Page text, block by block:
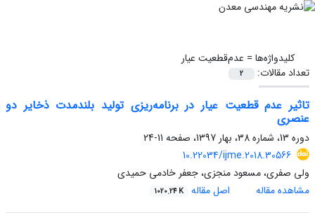
کلیدواژه‌ها = عدم‌قطعیت عیار
تعداد مقالات:
2
تاثیر عدم‌ قطعیت‌ عیار در برنامه‌ریزی تولید بلندمدت ذخایر دو
عنصری
دوره 13، شماره 38، بهار 1397، صفحه
11-24
10.22034/ijme.2018.30566
ولی صفری، مسعود منجزی، جعفر خادمی حمیدی
مشاهده مقاله
اصل مقاله 1020.24 K